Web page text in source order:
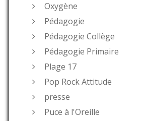
Oxygène
Pédagogie
Pédagogie Collège
Pédagogie Primaire
Plage 17
Pop Rock Attitude
presse
Puce à l'Oreille